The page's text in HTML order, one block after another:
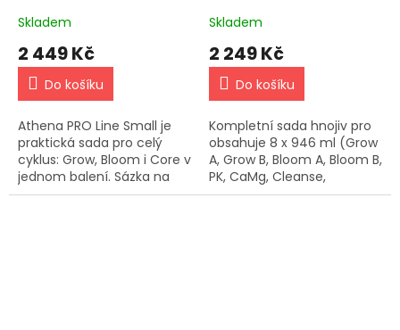
Skladem
2 449 Kč
Do košíku
Athena PRO Line Small je
praktická sada pro celý
cyklus: Grow, Bloom i Core v
jednom balení. Sázka na
vyváženou výživu bez
Skladem
2 249 Kč
Do košíku
Kompletní sada hnojiv pro
obsahuje 8 x 946 ml (Grow
A, Grow B, Bloom A, Bloom B,
PK, CaMg, Cleanse,
Balance).